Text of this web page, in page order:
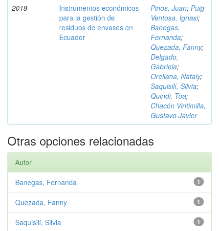
2018
Instrumentos económicos
para la gestión de
residuos de envases en
Ecuador
Pinos, Juan; Puig
Ventosa, Ignasi;
Banegas,
Fernanda;
Quezada, Fanny;
Delgado,
Gabriela;
Orellana, Nataly;
Saquisilí, Silvia;
Quindi, Toa;
Chacón Vintimilla,
Gustavo Javier
Otras opciones relacionadas
Autor
1
Banegas, Fernanda
1
Quezada, Fanny
1
Saquisilí, Silvia